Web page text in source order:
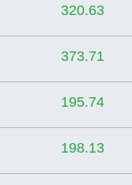
320.63
373.71
195.74
198.13